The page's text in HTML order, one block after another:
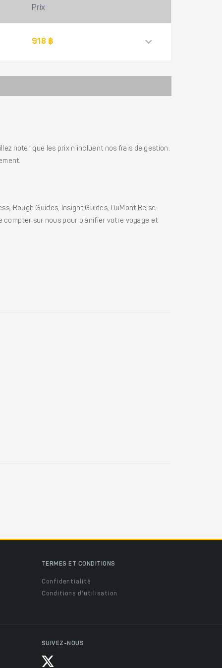
Prix
918 ฿
noter que les prix n’incluent nos frais de gestion.
Rough Guides, Insight Guides, DuMont Reise-
compter sur nous pour planifier votre voyage et
TERMES ET CONDITIONS
Confidentialité
Conditions d'utilisation
SUIVEZ-NOUS